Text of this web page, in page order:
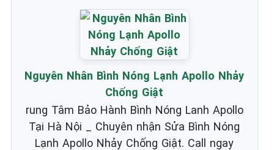
Nguyên Nhân Bình Nóng Lạnh Apollo Nhảy
Chống Giật
rung Tâm Bảo Hành Bình Nóng Lanh Apollo
Tại Hà Nội _ Chuyên nhận Sửa Bình Nóng
Lạnh Apollo Nhảy Chống Giật. Call ngay